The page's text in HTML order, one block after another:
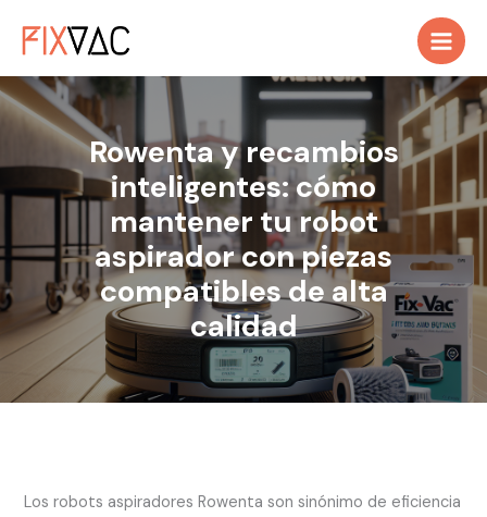
Rowenta y recambios
inteligentes: cómo
mantener tu robot
aspirador con piezas
compatibles de alta
calidad
Los robots aspiradores Rowenta son sinónimo de eficiencia